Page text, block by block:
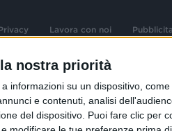
nostra priorità
informazioni su un dispositivo,
e contenuti, analisi
del dispositivo. Puoi fare clic
Lavora con noi
riservati. Per le opere dell'ingegno
normativa dei diritti d'autore e dei diritti
Imprese Milano - C.F. e n° iscrizione